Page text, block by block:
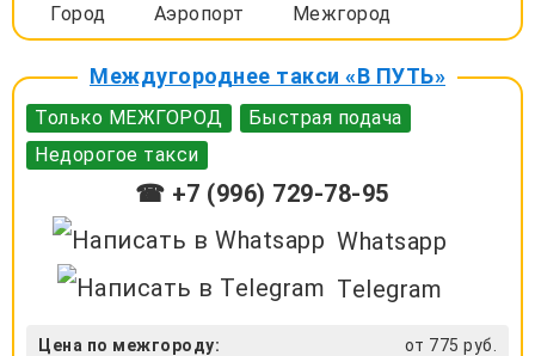
Город Аэропорт Межгород
Междугороднее такси «В ПУТЬ»
Только МЕЖГОРОД
Быстрая подача
Недорогое такси
☎ +7 (996) 729-78-95
Whatsapp
Telegram
Цена по межгороду: от 775 руб.